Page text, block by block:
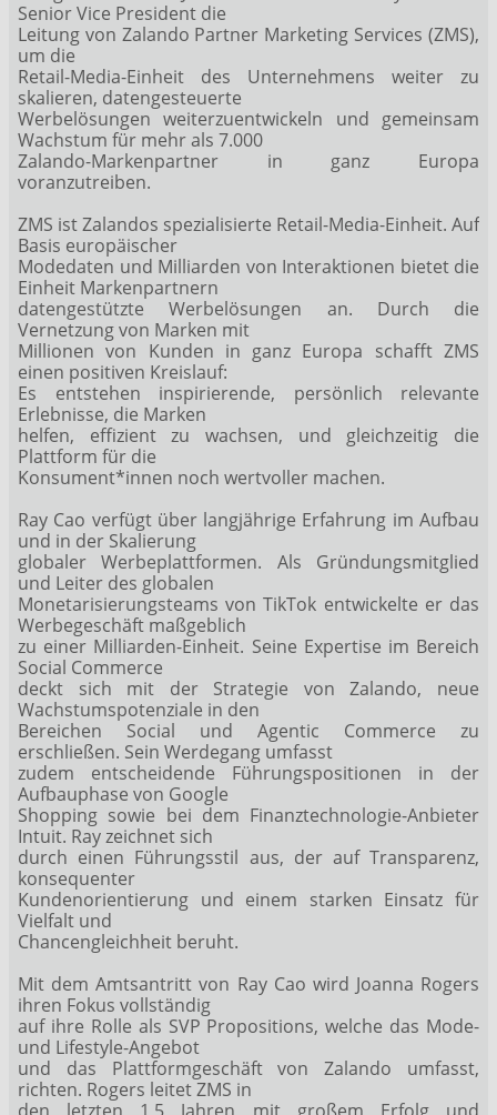
Senior Vice President die
Leitung von Zalando Partner Marketing Services (ZMS),
um die
Retail-Media-Einheit des Unternehmens weiter zu
skalieren, datengesteuerte
Werbelösungen weiterzuentwickeln und gemeinsam
Wachstum für mehr als 7.000
Zalando-Markenpartner in ganz Europa
voranzutreiben.
ZMS ist Zalandos spezialisierte Retail-Media-Einheit. Auf
Basis europäischer
Modedaten und Milliarden von Interaktionen bietet die
Einheit Markenpartnern
datengestützte Werbelösungen an. Durch die
Vernetzung von Marken mit
Millionen von Kunden in ganz Europa schafft ZMS
einen positiven Kreislauf:
Es entstehen inspirierende, persönlich relevante
Erlebnisse, die Marken
helfen, effizient zu wachsen, und gleichzeitig die
Plattform für die
Konsument*innen noch wertvoller machen.
Ray Cao verfügt über langjährige Erfahrung im Aufbau
und in der Skalierung
globaler Werbeplattformen. Als Gründungsmitglied
und Leiter des globalen
Monetarisierungsteams von TikTok entwickelte er das
Werbegeschäft maßgeblich
zu einer Milliarden-Einheit. Seine Expertise im Bereich
Social Commerce
deckt sich mit der Strategie von Zalando, neue
Wachstumspotenziale in den
Bereichen Social und Agentic Commerce zu
erschließen. Sein Werdegang umfasst
zudem entscheidende Führungspositionen in der
Aufbauphase von Google
Shopping sowie bei dem Finanztechnologie-Anbieter
Intuit. Ray zeichnet sich
durch einen Führungsstil aus, der auf Transparenz,
konsequenter
Kundenorientierung und einem starken Einsatz für
Vielfalt und
Chancengleichheit beruht.
Mit dem Amtsantritt von Ray Cao wird Joanna Rogers
ihren Fokus vollständig
auf ihre Rolle als SVP Propositions, welche das Mode-
und Lifestyle-Angebot
und das Plattformgeschäft von Zalando umfasst,
richten. Rogers leitet ZMS in